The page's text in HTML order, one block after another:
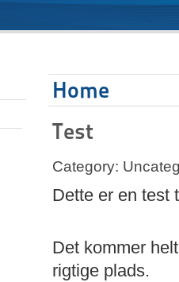
Home
Test
Category:
Dette er en test
Det kommer
rigtige plads.